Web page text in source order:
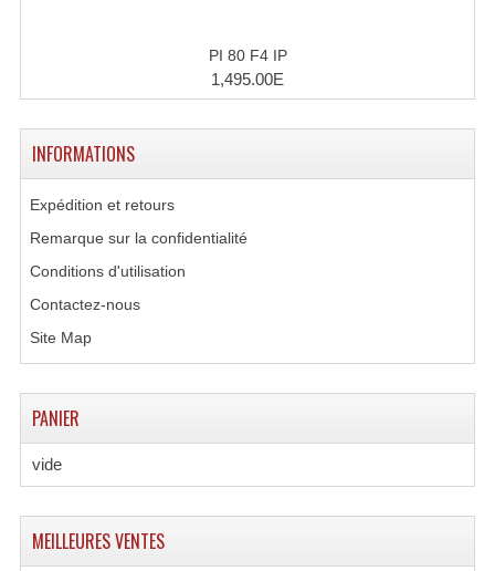
PI 80 F4 IP
1,495.00E
INFORMATIONS
Expédition et retours
Remarque sur la confidentialité
Conditions d'utilisation
Contactez-nous
Site Map
PANIER
vide
MEILLEURES VENTES